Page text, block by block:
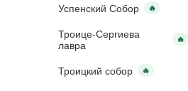
Успенский Собор 🔥
Троице-Сергиева
лавра
🔥
Троицкий собор 🔥